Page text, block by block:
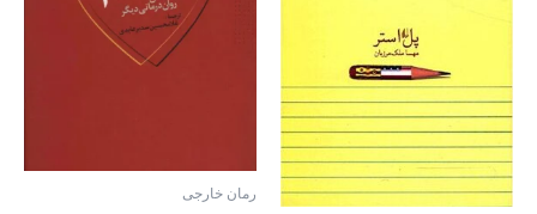
رمان خارجی